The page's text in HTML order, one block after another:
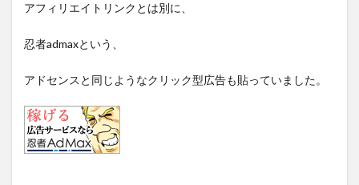
アフィリエイトリンクとは別に、
忍者admaxという、
アドセンスと同じようなクリック型広告も貼っていました。